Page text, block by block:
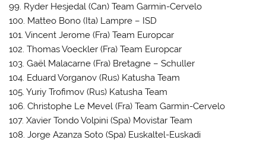
99. Ryder Hesjedal (Can) Team Garmin-Cervelo
100. Matteo Bono (Ita) Lampre – ISD
101. Vincent Jerome (Fra) Team Europcar
102. Thomas Voeckler (Fra) Team Europcar
103. Gaël Malacarne (Fra) Bretagne – Schuller
104. Eduard Vorganov (Rus) Katusha Team
105. Yuriy Trofimov (Rus) Katusha Team
106. Christophe Le Mevel (Fra) Team Garmin-Cervelo
107. Xavier Tondo Volpini (Spa) Movistar Team
108. Jorge Azanza Soto (Spa) Euskaltel-Euskadi